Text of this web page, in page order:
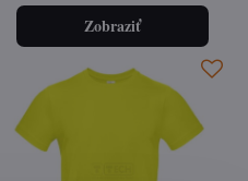
Zobraziť